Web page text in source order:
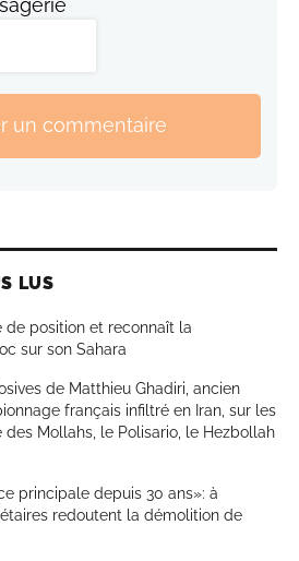
un commentaire
LUS
de position et reconnaît la
sur son Sahara
de Matthieu Ghadiri, ancien
français infiltré en Iran, sur les
des Mollahs, le Polisario, le Hezbollah
principale depuis 30 ans»: à
redoutent la démolition de